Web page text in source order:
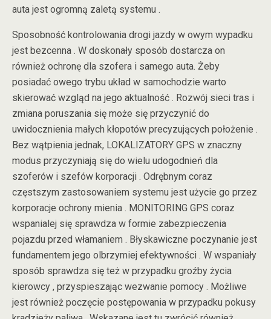
auta jest ogromną zaletą systemu .
Sposobność kontrolowania drogi jazdy w owym wypadku
jest bezcenna . W doskonały sposób dostarcza on
również ochronę dla szofera i samego auta. Żeby
posiadać owego trybu układ w samochodzie warto
skierować wzgląd na jego aktualność . Rozwój sieci tras i
zmiana poruszania się może się przyczynić do
uwidocznienia małych kłopotów precyzujących położenie .
Bez wątpienia jednak, LOKALIZATORY GPS w znaczny
modus przyczyniają się do wielu udogodnień dla
szoferów i szefów korporacji . Odrębnym coraz
częstszym zastosowaniem systemu jest użycie go przez
korporacje ochrony mienia . MONITORING GPS coraz
wspanialej się sprawdza w formie zabezpieczenia
pojazdu przed włamaniem . Błyskawiczne poczynanie jest
fundamentem jego olbrzymiej efektywności . W wspaniały
sposób sprawdza się też w przypadku groźby życia
kierowcy , przyspieszając wezwanie pomocy . Możliwe
jest również poczęcie postępowania w przypadku pokusy